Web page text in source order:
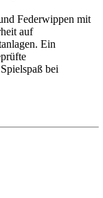
Federwippen mit
auf
Ein
bei